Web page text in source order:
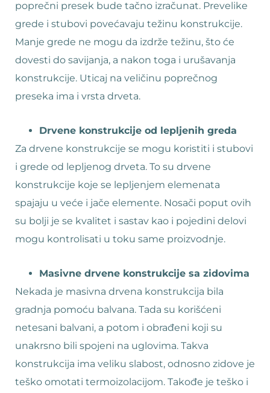
poprečni presek bude tačno izračunat. Prevelike
grede i stubovi povećavaju težinu konstrukcije.
Manje grede ne mogu da izdrže težinu, što će
dovesti do savijanja, a nakon toga i urušavanja
konstrukcije. Uticaj na veličinu poprečnog
preseka ima i vrsta drveta.
Drvene konstrukcije od lepljenih greda
Za drvene konstrukcije se mogu koristiti i stubovi
i grede od lepljenog drveta. To su drvene
konstrukcije koje se lepljenjem elemenata
spajaju u veće i jače elemente. Nosači poput ovih
su bolji je se kvalitet i sastav kao i pojedini delovi
mogu kontrolisati u toku same proizvodnje.
Masivne drvene konstrukcije sa zidovima
Nekada je masivna drvena konstrukcija bila
gradnja pomoću balvana. Tada su korišćeni
netesani balvani, a potom i obrađeni koji su
unakrsno bili spojeni na uglovima. Takva
konstrukcija ima veliku slabost, odnosno zidove je
teško omotati termoizolacijom. Takođe je teško i